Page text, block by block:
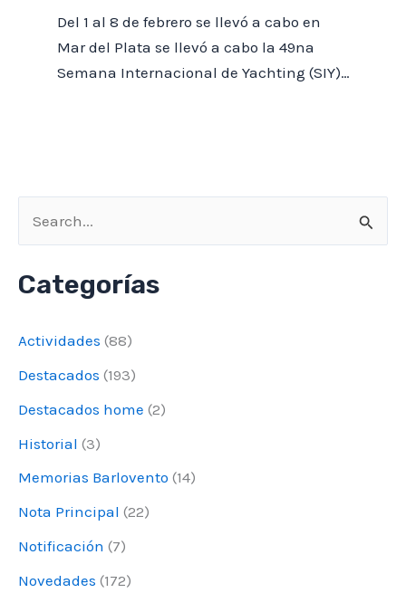
Del 1 al 8 de febrero se llevó a cabo en
Mar del Plata se llevó a cabo la 49na
Semana Internacional de Yachting (SIY)…
s
a
r
p
o
r
:
Categorías
Actividades (88)
Destacados (193)
Destacados home (2)
Historial (3)
Memorias Barlovento (14)
Nota Principal (22)
Notificación (7)
Novedades (172)